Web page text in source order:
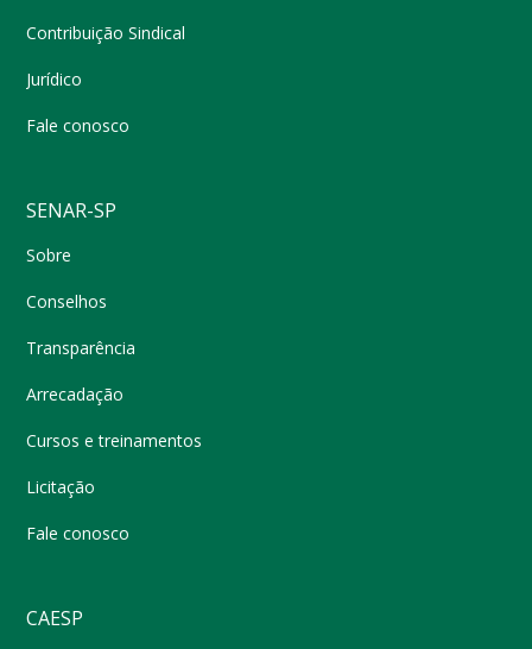
Contribuição Sindical
Jurídico
Fale conosco
SENAR-SP
Sobre
Conselhos
Transparência
Arrecadação
Cursos e treinamentos
Licitação
Fale conosco
CAESP